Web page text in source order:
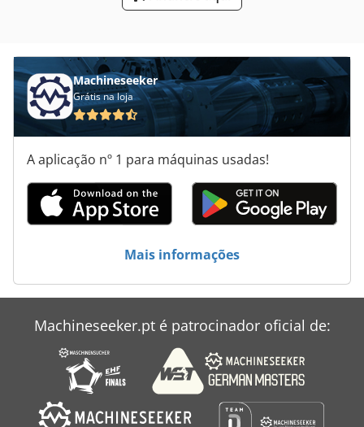
Reboque Plataforma
Reboques De Bebidas
Reboques De Silo
Semi Reboque
Semi Reboque Lona
Machineseeker
Grátis na loja
A aplicação nº 1 para máquinas usadas!
Mais informações
Machineseeker.pt é patrocinador oficial de: